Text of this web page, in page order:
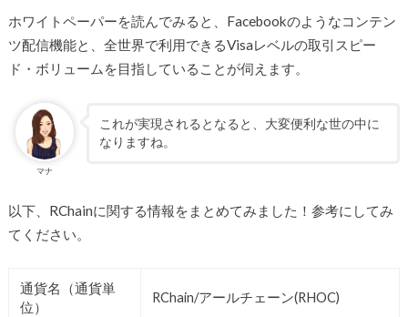
ホワイトペーパーを読んでみると、Facebookのようなコンテン
ツ配信機能と、全世界で利用できるVisaレベルの取引スピー
ド・ボリュームを目指していることが伺えます。
マナ
これが実現されるとなると、大変便利な世の中に
なりますね。
以下、RChainに関する情報をまとめてみました！参考にしてみ
てください。
通貨名（通貨単
位）
RChain/アールチェーン(RHOC)